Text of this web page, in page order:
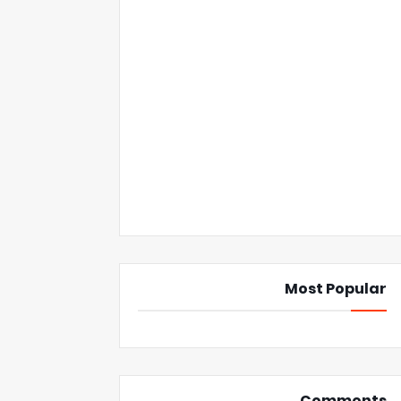
Most Popular